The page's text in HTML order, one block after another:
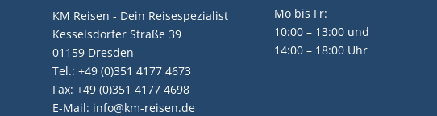
KM Reisen - Dein Reisespezialist
Kesselsdorfer Straße 39
01159 Dresden
Tel.: +49 (0)351 4177 4673
Fax: +49 (0)351 4177 4698
E-Mail: info@km-reisen.de
Mo bis Fr:
10:00 – 13:00 und
14:00 – 18:00 Uhr